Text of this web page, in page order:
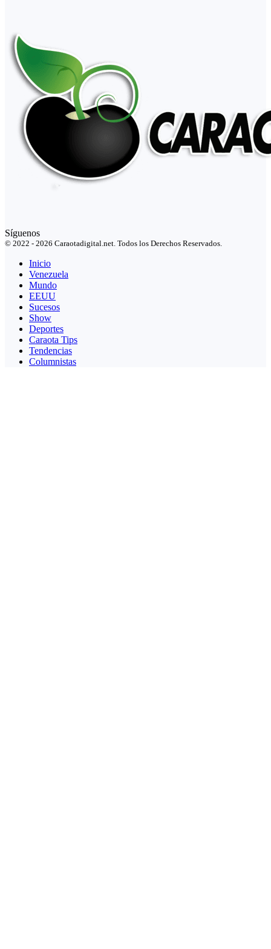
Síguenos
© 2022 - 2026 Caraotadigital.net. Todos los Derechos Reservados.
Inicio
Venezuela
Mundo
EEUU
Sucesos
Show
Deportes
Caraota Tips
Tendencias
Columnistas